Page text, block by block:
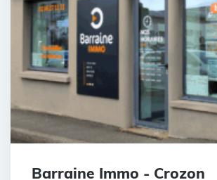
Barraine Immo - Crozon